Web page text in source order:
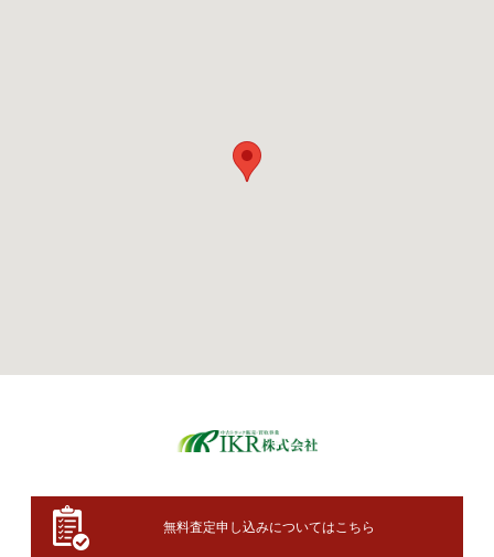
無料査定申し込みについてはこちら